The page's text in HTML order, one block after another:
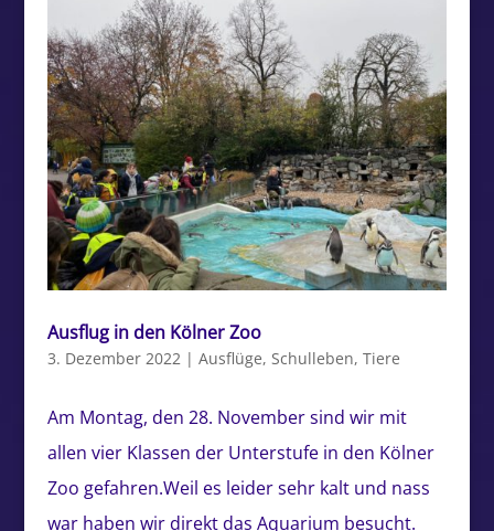
Ausflug in den Kölner Zoo
3. Dezember 2022| Ausflüge, Schulleben, Tiere
Am Montag, den 28. November sind wir mit
allen vier Klassen der Unterstufe in den Kölner
Zoo gefahren.Weil es leider sehr kalt und nass
war haben wir direkt das Aquarium besucht.